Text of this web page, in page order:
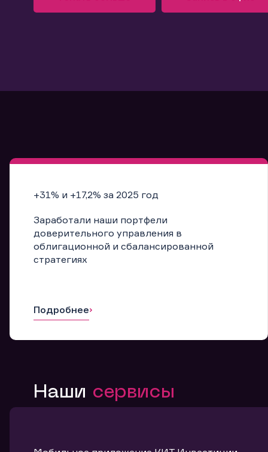
+31% и +17,2% за 2025 год
Заработали наши портфели
доверительного управления в
облигационной и сбалансированной
стратегиях
Подробнее
Наши сервисы